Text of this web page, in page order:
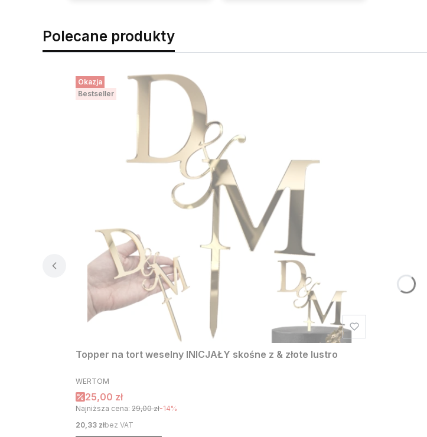
Polecane produkty
Okazja
Bestseller
Topper na tort weselny INICJAŁY skośne z & złote lustro
PRODUCENT
WERTOM
Cena promocyjna
25,00 zł
Najniższa cena: 29,00 zł-14%
Cena
20,33 złbez VAT